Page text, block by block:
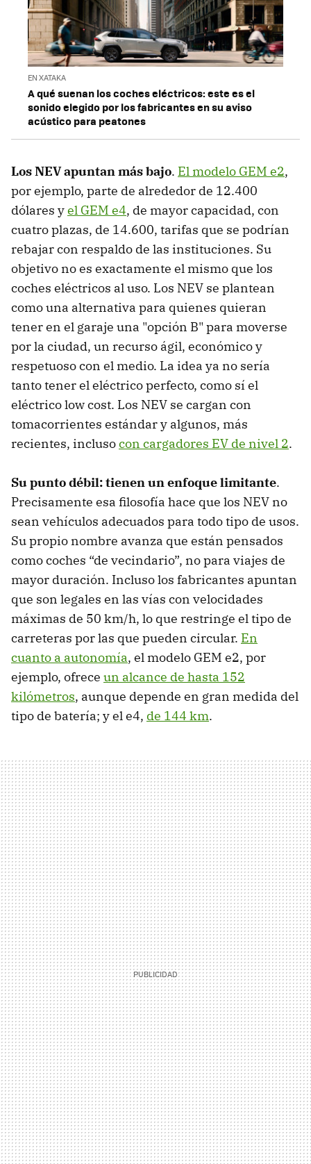
EN XATAKA
A qué suenan los coches eléctricos: este es el
sonido elegido por los fabricantes en su aviso
acústico para peatones
Los NEV apuntan más bajo. El modelo GEM e2,
por ejemplo, parte de alrededor de 12.400
dólares yel GEM e4, de mayor capacidad, con
cuatro plazas, de 14.600, tarifas que se podrían
rebajar con respaldo de las instituciones. Su
objetivo no es exactamente el mismo que los
coches eléctricos al uso. Los NEV se plantean
como una alternativa para quienes quieran
tener en el garaje una "opción B" para moverse
por la ciudad, un recurso ágil, económico y
respetuoso con el medio. La idea ya no sería
tanto tener el eléctrico perfecto, como sí el
eléctrico low cost. Los NEV se cargan con
tomacorrientes estándar y algunos, más
recientes, inclusocon cargadores EV de nivel 2.
Su punto débil: tienen un enfoque limitante.
Precisamente esa filosofía hace que los NEV no
sean vehículos adecuados para todo tipo de usos.
Su propio nombre avanza que están pensados
como coches “de vecindario”, no para viajes de
mayor duración. Incluso los fabricantes apuntan
que son legales en las vías con velocidades
máximas de 50 km/h, lo que restringe el tipo de
carreteras por las que pueden circular. En
cuanto a autonomía, el modelo GEM e2, por
ejemplo, ofrece un alcance de hasta 152
kilómetros, aunque depende en gran medida del
tipo de batería; y el e4, de 144 km.